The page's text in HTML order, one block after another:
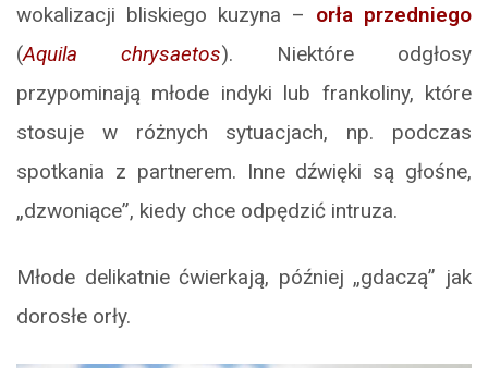
wokalizacji bliskiego kuzyna – orła przedniego
(Aquila chrysaetos). Niektóre odgłosy
przypominają młode indyki lub frankoliny, które
stosuje w różnych sytuacjach, np. podczas
spotkania z partnerem. Inne dźwięki są głośne,
„dzwoniące”, kiedy chce odpędzić intruza.
Młode delikatnie ćwierkają, później „gdaczą” jak
dorosłe orły.